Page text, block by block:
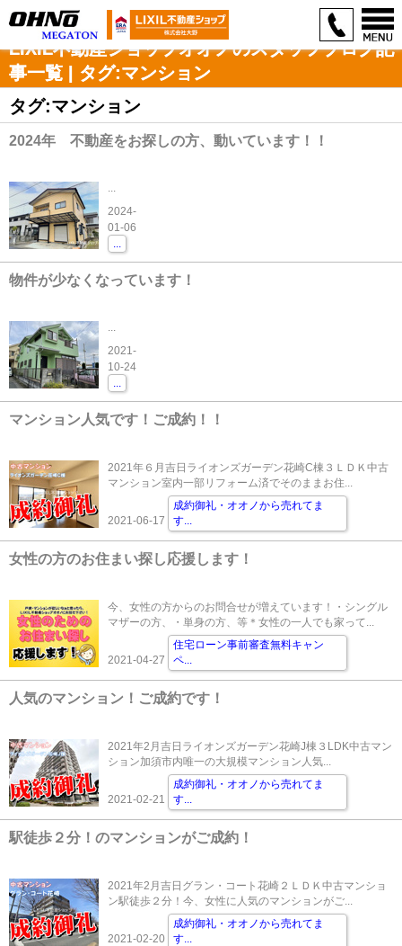
LIXIL不動産ショップオオノのスタッフブログ記
事一覧 | タグ:マンション
タグ:マンション
2024年 不動産をお探しの方、動いています！！
...
2024-
01-06
...
物件が少なくなっています！
...
2021-
10-24
...
マンション人気です！ご成約！！
2021年６月吉日ライオンズガーデン花崎C棟３ＬＤＫ中古
マンション室内一部リフォーム済でそのままお住...
2021-06-17
成約御礼・オオノから売れてま
す...
女性の方のお住まい探し応援します！
今、女性の方からのお問合せが増えています！・シングル
マザーの方、・単身の方、等＊女性の一人でも家って...
2021-04-27
住宅ローン事前審査無料キャン
ペ...
人気のマンション！ご成約です！
2021年2月吉日ライオンズガーデン花崎J棟３LDK中古マン
ション加須市内唯一の大規模マンション人気...
2021-02-21
成約御礼・オオノから売れてま
す...
駅徒歩２分！のマンションがご成約！
2021年2月吉日グラン・コート花崎２ＬＤＫ中古マンショ
ン駅徒歩２分！今、女性に人気のマンションがご...
2021-02-20
成約御礼・オオノから売れてま
す...